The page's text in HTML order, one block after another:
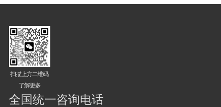
扫描上方二维码
了解更多
全国统一咨询电话